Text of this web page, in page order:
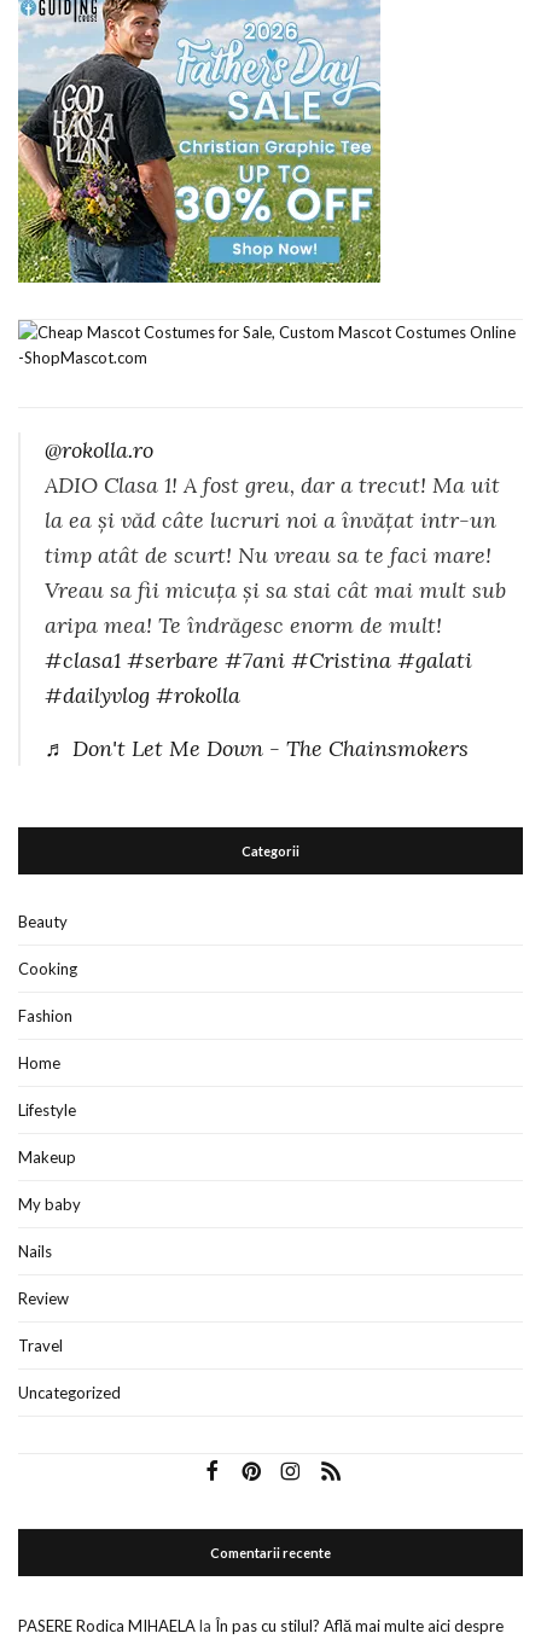
@rokolla.ro
ADIO Clasa 1! A fost greu, dar a trecut! Ma uit
la ea și văd câte lucruri noi a învățat intr-un
timp atât de scurt! Nu vreau sa te faci mare!
Vreau sa fii micuța și sa stai cât mai mult sub
aripa mea! Te îndrăgesc enorm de mult!
#clasa1 #serbare #7ani #Cristina #galati
#dailyvlog #rokolla
♬ Don't Let Me Down - The Chainsmokers
Categorii
Beauty
Cooking
Fashion
Home
Lifestyle
Makeup
My baby
Nails
Review
Travel
Uncategorized
Comentarii recente
PASERE Rodica MIHAELAla În pas cu stilul? Află mai multe aici despre